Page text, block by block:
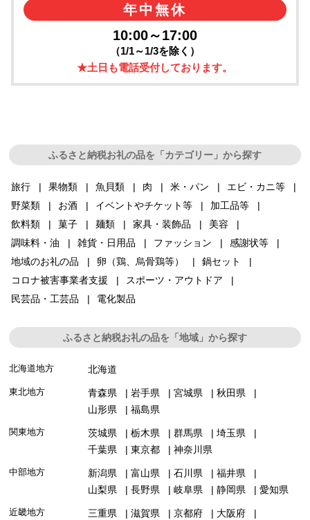
年中無休
10:00～17:00
（1/1～1/3を除く）
★土日も電話受付しております。
ふるさと納税お礼の品を「カテゴリー」から探す
旅行 果物類 魚貝類 肉 米・パン
エビ・カニ等
野菜類
お酒 イベントやチケット等
加工品等
飲料類
菓子 麺類 家具・装飾品
美容
調味料・油
雑貨・日用品 ファッション
感謝状等
地域のお礼の品
卵（鶏、烏骨鶏等）
鍋セット
コロナ被害事業者支援
スポーツ・アウトドア
民芸品・工芸品
電化製品
ふるさと納税お礼の品を「地域」から探す
北海道地方 北海道
東北地方 青森県 岩手県 宮城県
秋田県
山形県
福島県
関東地方 茨城県 栃木県 群馬県
埼玉県
千葉県
東京都 神奈川県
中部地方 新潟県 富山県 石川県
福井県
山梨県
長野県 岐阜県 静岡県 愛知県
近畿地方 三重県 滋賀県 京都府
大阪府